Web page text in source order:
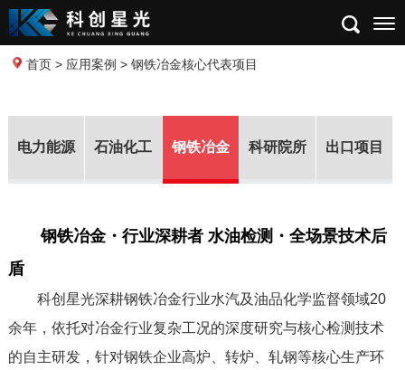
首页> 应用案例 > 钢铁冶金核心代表项目
电力能源 石油化工 钢铁冶金 科研院所 出口项目
钢铁冶金・行业深耕者 水油检测・全场景技术后
盾
科创星光深耕钢铁冶金行业水汽及油品化学监督领域20
余年，依托对冶金行业复杂工况的深度研究与核心检测技术
的自主研发，针对钢铁企业高炉、转炉、轧钢等核心生产环